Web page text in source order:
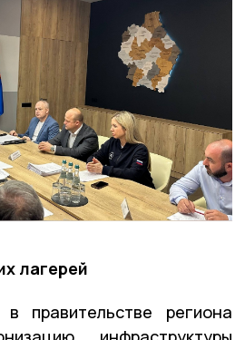
лагерей
правительстве региона